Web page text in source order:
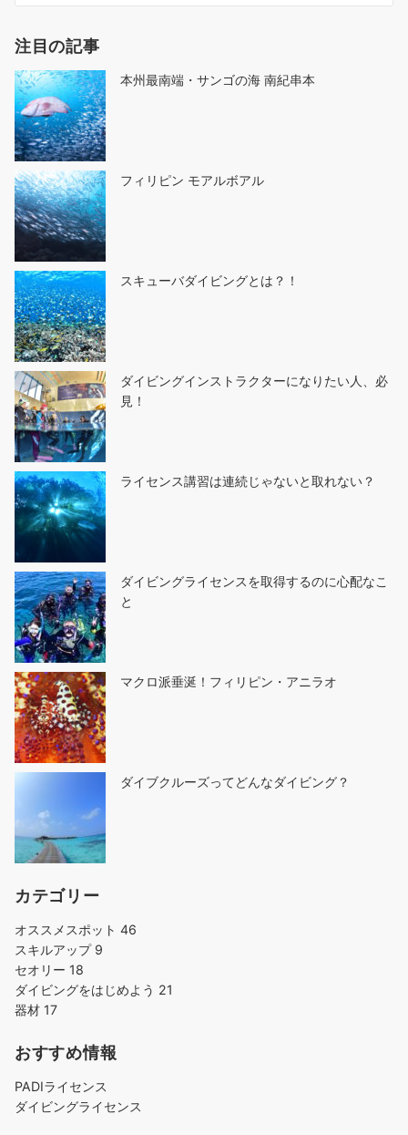
ー
シ
ョ
ン
注目の記事
本州最南端・サンゴの海 南紀串本
フィリピン モアルボアル
スキューバダイビングとは？！
ダイビングインストラクターになりたい人、必
見！
ライセンス講習は連続じゃないと取れない？
ダイビングライセンスを取得するのに心配なこ
と
マクロ派垂涎！フィリピン・アニラオ
ダイブクルーズってどんなダイビング？
カテゴリー
オススメスポット 46
スキルアップ 9
セオリー 18
ダイビングをはじめよう 21
器材 17
おすすめ情報
PADIライセンス
ダイビングライセンス